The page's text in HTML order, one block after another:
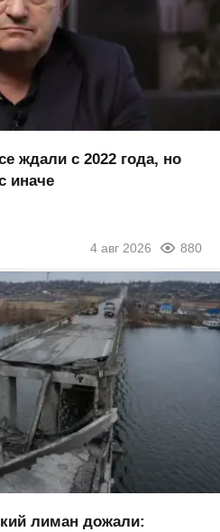
ждали с 2022 года, но
иначе
4 авг 2026 880
лиман дожали: